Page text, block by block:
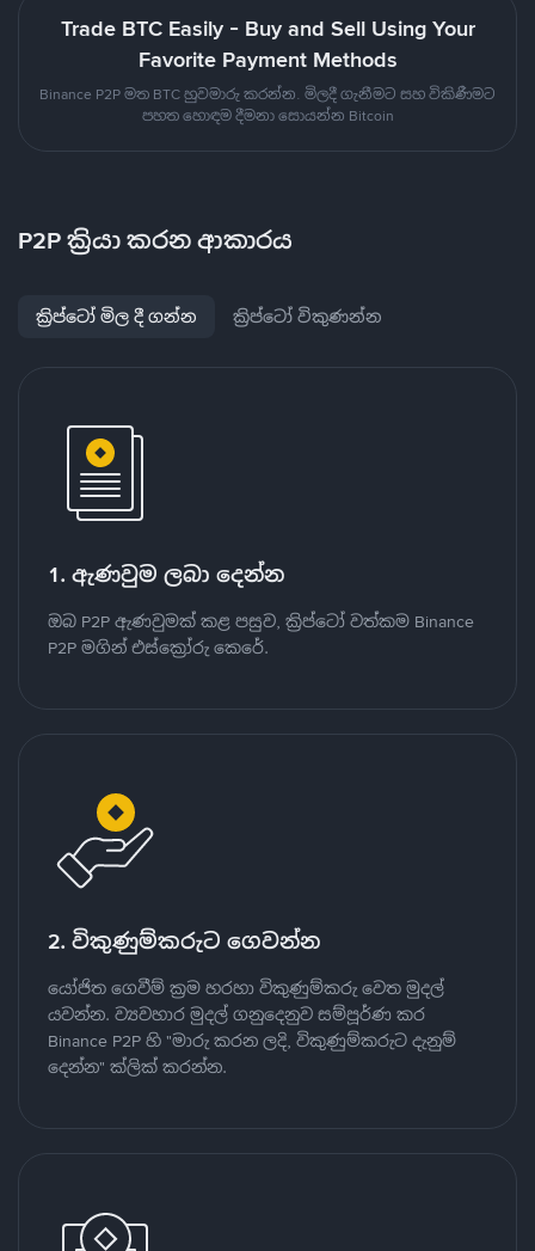
Trade BTC Easily - Buy and Sell Using Your
Favorite Payment Methods
Binance P2P මත BTC හුවමාරු කරන්න. මිලදී ගැනීමට සහ විකිණීමට
පහත හොඳම දීමනා සොයන්න Bitcoin
P2P ක්‍රියා කරන ආකාරය
ක්‍රිප්ටෝ මිල දී ගන්න ක්‍රිප්ටෝ විකුණන්න
1. ඇණවුම ලබා දෙන්න
ඔබ P2P ඇණවුමක් කළ පසුව, ක්‍රිප්ටෝ වත්කම Binance
P2P මගින් එස්ක්‍රෝරු කෙරේ.
2. විකුණුම්කරුට ගෙවන්න
යෝජිත ගෙවීම් ක්‍රම හරහා විකුණුම්කරු වෙත මුදල්
යවන්න. ව්‍යවහාර මුදල් ගනුදෙනුව සම්පූර්ණ කර
Binance P2P හි "මාරු කරන ලදි, විකුණුම්කරුට දැනුම්
දෙන්න" ක්ලික් කරන්න.